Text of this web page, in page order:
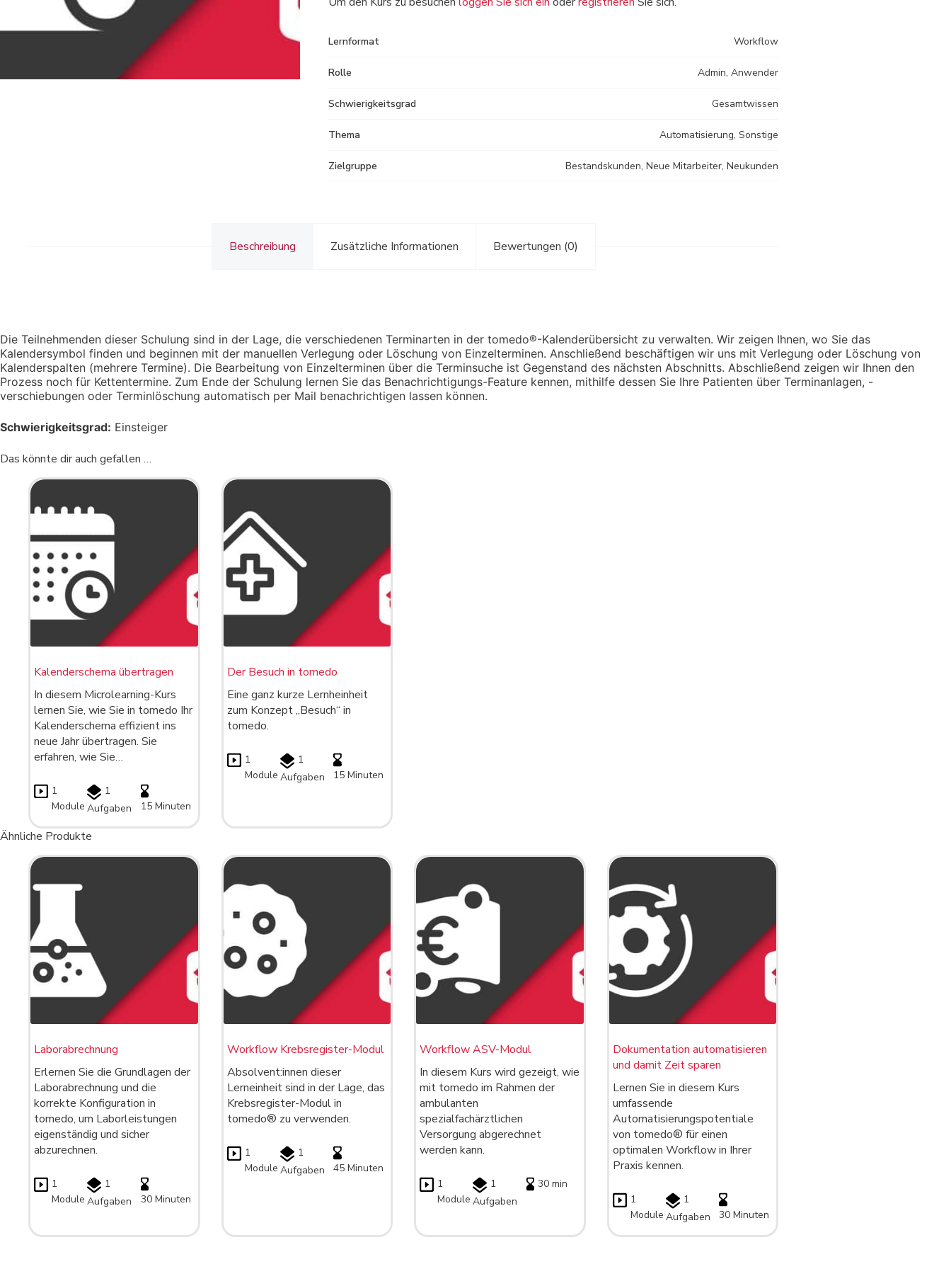
Lernformat Workflow
Rolle Admin, Anwender
Schwierigkeitsgrad Gesamtwissen
Thema Automatisierung, Sonstige
Zielgruppe Bestandskunden, Neue Mitarbeiter, Neukunden
Beschreibung Zusätzliche Informationen Bewertungen (0)
Die Teilnehmenden dieser Schulung sind in der Lage, die verschiedenen Terminarten in der tomedo®-Kalenderübersicht zu verwalten. Wir zeigen Ihnen, wo Sie das
Kalendersymbol finden und beginnen mit der manuellen Verlegung oder Löschung von Einzelterminen. Anschließend beschäftigen wir uns mit Verlegung oder Löschung von
Kalenderspalten (mehrere Termine). Die Bearbeitung von Einzelterminen über die Terminsuche ist Gegenstand des nächsten Abschnitts. Abschließend zeigen wir Ihnen den
Prozess noch für Kettentermine. Zum Ende der Schulung lernen Sie das Benachrichtigungs-Feature kennen, mithilfe dessen Sie Ihre Patienten über Terminanlagen, -
verschiebungen oder Terminlöschung automatisch per Mail benachrichtigen lassen können.
Schwierigkeitsgrad: Einsteiger
Das könnte dir auch gefallen …
Kalenderschema übertragen
In diesem Microlearning-Kurs
lernen Sie, wie Sie in tomedo Ihr
Kalenderschema effizient ins
neue Jahr übertragen. Sie
erfahren, wie Sie…
1
Module
1
Aufgaben
15 Minuten
Der Besuch in tomedo
Eine ganz kurze Lernheinheit
zum Konzept „Besuch“ in
tomedo.
1
Module
1
Aufgaben
15 Minuten
Ähnliche Produkte
Laborabrechnung
Erlernen Sie die Grundlagen der
Laborabrechnung und die
korrekte Konfiguration in
tomedo, um Laborleistungen
eigenständig und sicher
abzurechnen.
1
Module
1
Aufgaben
30 Minuten
Workflow Krebsregister-Modul
Absolvent:innen dieser
Lerneinheit sind in der Lage, das
Krebsregister-Modul in
tomedo® zu verwenden.
1
Module
1
Aufgaben
45 Minuten
Workflow ASV-Modul
In diesem Kurs wird gezeigt, wie
mit tomedo im Rahmen der
ambulanten
spezialfachärztlichen
Versorgung abgerechnet
werden kann.
1
Module
1
Aufgaben
30 min
Dokumentation automatisieren
und damit Zeit sparen
Lernen Sie in diesem Kurs
umfassende
Automatisierungspotentiale
von tomedo® für einen
optimalen Workflow in Ihrer
Praxis kennen.
1
Module
1
Aufgaben
30 Minuten